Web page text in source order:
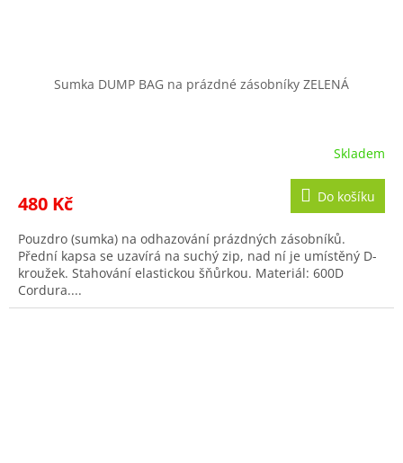
Sumka DUMP BAG na prázdné zásobníky ZELENÁ
Skladem
480 Kč Do košíku
Pouzdro (sumka) na odhazování prázdných zásobníků.
Přední kapsa se uzavírá na suchý zip, nad ní je umístěný D-
kroužek. Stahování elastickou šňůrkou. Materiál: 600D
Cordura....